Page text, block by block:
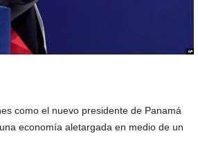
como el nuevo presidente de Panamá
economía aletargada en medio de un